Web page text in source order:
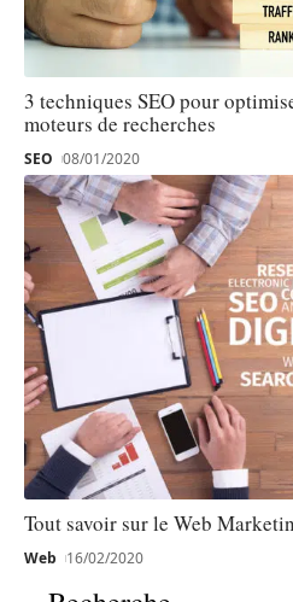
3 techniques SEO pour
moteurs de recherches
SEO 08/01/2020
Tout savoir sur le Web
Web 16/02/2020